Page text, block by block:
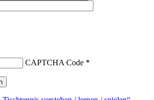
CAPTCHA Code *